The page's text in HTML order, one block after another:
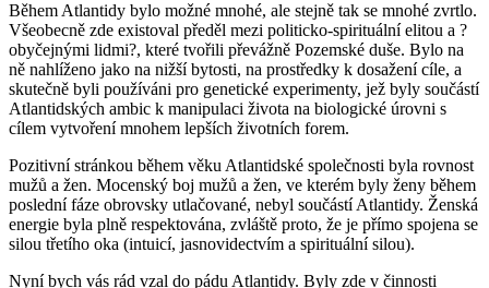
Během Atlantidy bylo možné mnohé, ale stejně tak se mnohé zvrtlo.
Všeobecně zde existoval předěl mezi politicko-spirituální elitou a ?
obyčejnými lidmi?, které tvořili převážně Pozemské duše. Bylo na
ně nahlíženo jako na nižší bytosti, na prostředky k dosažení cíle, a
skutečně byli používáni pro genetické experimenty, jež byly součástí
Atlantidských ambic k manipulaci života na biologické úrovni s
cílem vytvoření mnohem lepších životních forem.
Pozitivní stránkou během věku Atlantidské společnosti byla rovnost
mužů a žen. Mocenský boj mužů a žen, ve kterém byly ženy během
poslední fáze obrovsky utlačované, nebyl součástí Atlantidy. Ženská
energie byla plně respektována, zvláště proto, že je přímo spojena se
silou třetího oka (intuicí, jasnovidectvím a spirituální silou).
Nyní bych vás rád vzal do pádu Atlantidy. Byly zde v činnosti